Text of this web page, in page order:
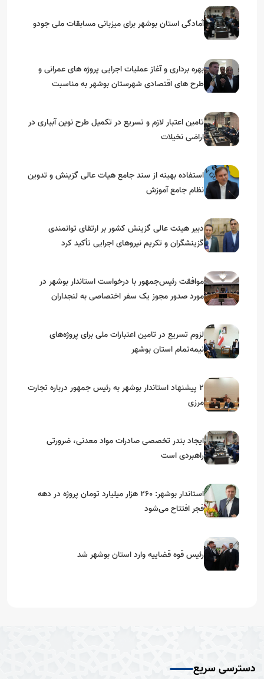
آمادگی استان بوشهر برای میزبانی مسابقات ملی جودو
بهره برداری و آغاز عملیات اجرایی پروژه های عمرانی و
طرح های اقتصادی شهرستان بوشهر به مناسبت
تامین اعتبار لازم و تسریع در تکمیل طرح نوین آبیاری در
اراضی نخیلات
استفاده بهینه از سند جامع هیات عالی گزینش و‌ تدوین
نظام جامع آموزش
دبیر هیئت عالی گزینش کشور بر ارتقای توانمندی
گزینشگران و تکریم نیروهای اجرایی تأکید کرد
موافقت رئیس‌جمهور با درخواست استاندار بوشهر در
مورد صدور مجوز یک سفر اختصاصی به لنجداران
لزوم تسریع در تامین اعتبارات ملی برای پروژه‌های
نیمه‌تمام استان بوشهر
۲ پیشنهاد استاندار بوشهر به رئیس جمهور درباره تجارت
مرزی
ایجاد بندر تخصصی صادرات مواد معدنی، ضرورتی
راهبردی است
استاندار بوشهر: ۲۶۰ هزار میلیارد تومان پروژه در دهه
فجر افتتاح می‌شود
رئیس قوه قضاییه وارد استان بوشهر شد
دسترسی سریع